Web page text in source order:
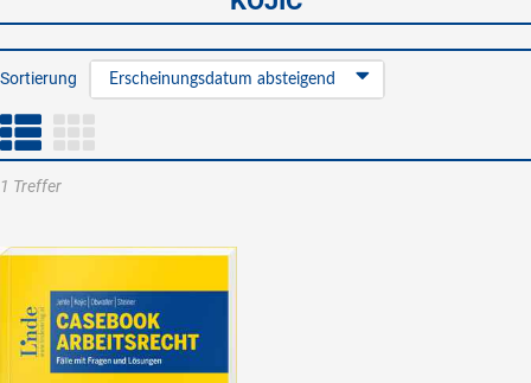
Sortierung Erscheinungsdatum absteigend
1 Treffer